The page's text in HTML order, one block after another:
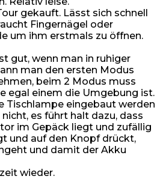
gekauft. Lässt sich schnell
Fingernägel oder
um ihm erstmals zu öffnen.
gut, wenn man in ruhiger
man den ersten Modus
beim 2 Modus muss
egal einem die Umgebung ist.
Tischlampe eingebaut werden
es führt halt dazu, dass
im Gepäck liegt und zufällig
und auf den Knopf drückt,
und damit der Akku
wieder.